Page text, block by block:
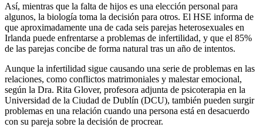
Así, mientras que la falta de hijos es una elección personal para
algunos, la biología toma la decisión para otros. El HSE informa de
que aproximadamente una de cada seis parejas heterosexuales en
Irlanda puede enfrentarse a problemas de infertilidad, y que el 85%
de las parejas concibe de forma natural tras un año de intentos.
Aunque la infertilidad sigue causando una serie de problemas en las
relaciones, como conflictos matrimoniales y malestar emocional,
según la Dra. Rita Glover, profesora adjunta de psicoterapia en la
Universidad de la Ciudad de Dublín (DCU), también pueden surgir
problemas en una relación cuando una persona está en desacuerdo
con su pareja sobre la decisión de procrear.